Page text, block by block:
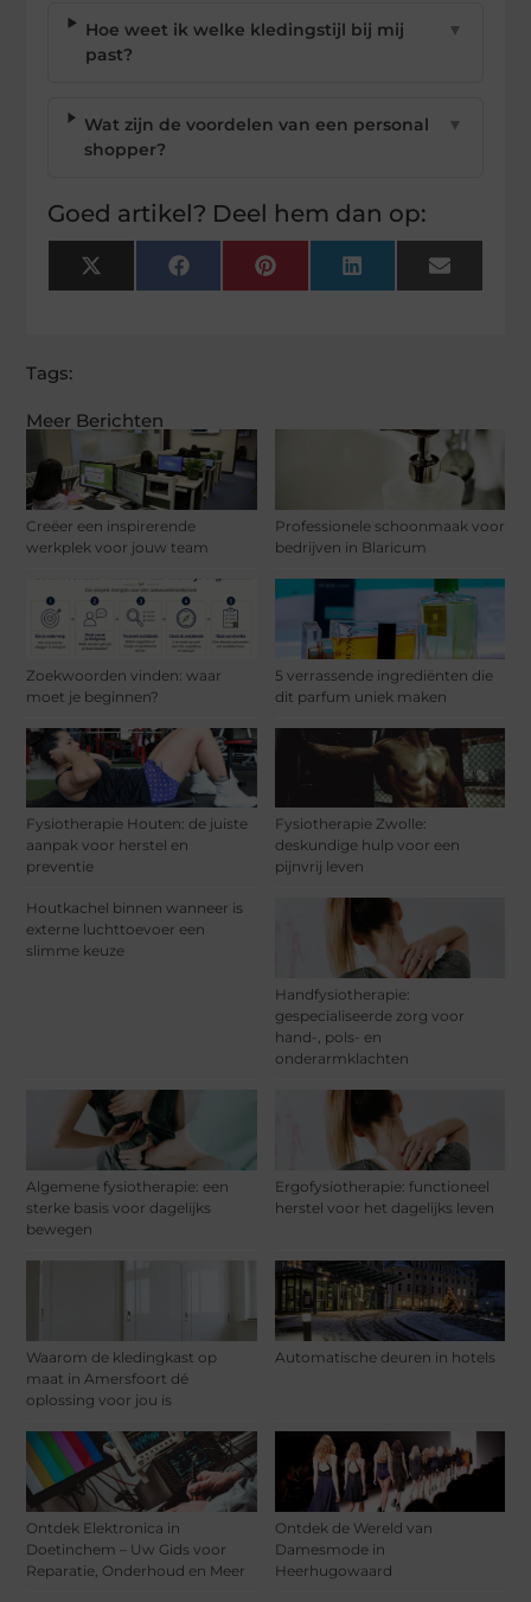
Meer Berichten
Creëer een inspirerende
werkplek voor jouw team
Professionele schoonmaak voor
bedrijven in Blaricum
Zoekwoorden vinden: waar
moet je beginnen?
5 verrassende ingrediënten die
dit parfum uniek maken
Fysiotherapie Houten: de juiste
aanpak voor herstel en
preventie
Fysiotherapie Zwolle:
deskundige hulp voor een
pijnvrij leven
Houtkachel binnen wanneer is
externe luchttoevoer een
slimme keuze
Handfysiotherapie:
gespecialiseerde zorg voor
hand-, pols- en
onderarmklachten
Algemene fysiotherapie: een
sterke basis voor dagelijks
bewegen
Ergofysiotherapie: functioneel
herstel voor het dagelijks leven
Waarom de kledingkast op
maat in Amersfoort dé
oplossing voor jou is
Automatische deuren in hotels
Ontdek Elektronica in
Doetinchem – Uw Gids voor
Reparatie, Onderhoud en Meer
Ontdek de Wereld van
Damesmode in
Heerhugowaard
Hoe weet ik welke kledingstijl bij mij
past?
▼
Wat zijn de voordelen van een personal
shopper?
▼
Goed artikel? Deel hem dan op:
X
(Twitter)
FacebookPinterest LinkedIn Email
Tags: